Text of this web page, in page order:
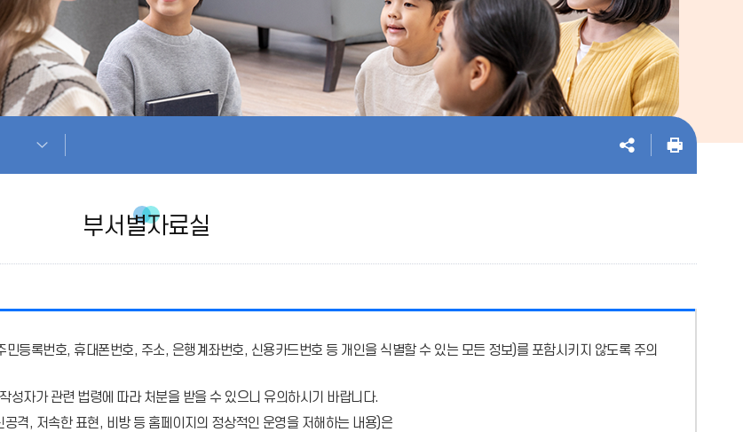
부서별자료실
민등록번호, 휴대폰번호, 주소, 은행계좌번호, 신용카드번호 등 개인을 식별할 수 있는 모든 정보)를 포함시키지 않도록 주의
성자가 관련 법령에 따라 처분을 받을 수 있으니 유의하시기 바랍니다.
격, 저속한 표현, 비방 등 홈페이지의 정상적인 운영을 저해하는 내용)은